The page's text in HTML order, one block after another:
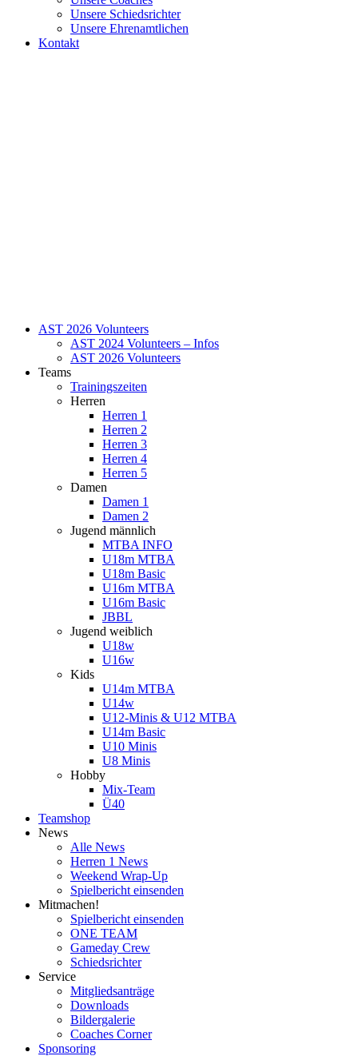
Unsere Schiedsrichter
Unsere Ehrenamtlichen
Kontakt
AST 2026 Volunteers
AST 2024 Volunteers – Infos
AST 2026 Volunteers
Teams
Trainingszeiten
Herren
Herren 1
Herren 2
Herren 3
Herren 4
Herren 5
Damen
Damen 1
Damen 2
Jugend männlich
MTBA INFO
U18m MTBA
U18m Basic
U16m MTBA
U16m Basic
JBBL
Jugend weiblich
U18w
U16w
Kids
U14m MTBA
U14w
U12-Minis & U12 MTBA
U14m Basic
U10 Minis
U8 Minis
Hobby
Mix-Team
Ü40
Teamshop
News
Alle News
Herren 1 News
Weekend Wrap-Up
Spielbericht einsenden
Mitmachen!
Spielbericht einsenden
ONE TEAM
Gameday Crew
Schiedsrichter
Service
Mitgliedsanträge
Downloads
Bildergalerie
Coaches Corner
Sponsoring